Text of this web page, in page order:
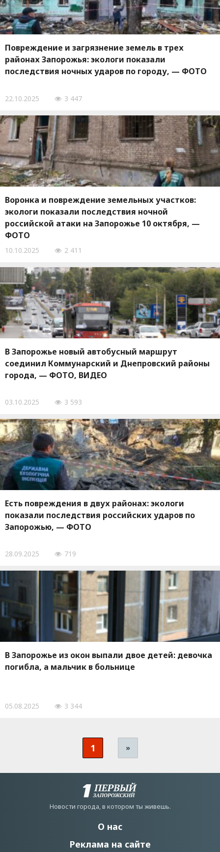
Повреждение и загрязнение земель в трех
районах Запорожья: экологи показали
последствия ночных ударов по городу, — ФОТО
22.10.2025 3 447
Воронка и повреждение земельных участков:
экологи показали последствия ночной
российской атаки на Запорожье 10 октября, —
ФОТО
10.10.2025 2 411
В Запорожье новый автобусный маршрут
соединил Коммунарский и Днепровский районы
города, — ФОТО, ВИДЕО
03.10.2025 3 593
Есть повреждения в двух районах: экологи
показали последствия российских ударов по
Запорожью, — ФОТО
28.09.2025 719
В Запорожье из окон выпали двое детей: девочка
погибла, а мальчик в больнице
05.08.2025 3 344
1 »
Новости города, в котором ты живешь.
О нас
Реклама на сайте